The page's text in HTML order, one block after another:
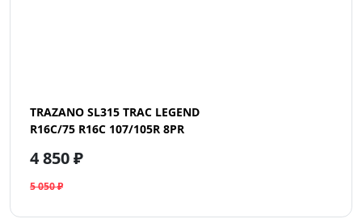
TRAZANO SL315 TRAC LEGEND
R16C/75 R16C 107/105R 8PR
4 850 ₽
5 050 ₽